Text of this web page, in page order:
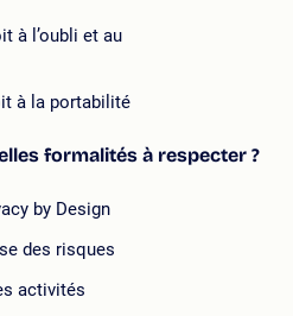
à l’oubli et au
à la portabilité
formalités à respecter ?
by Design
des risques
activités